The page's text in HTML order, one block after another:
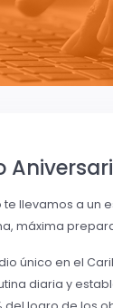
te llevamos a
máxima
único en el
diaria y